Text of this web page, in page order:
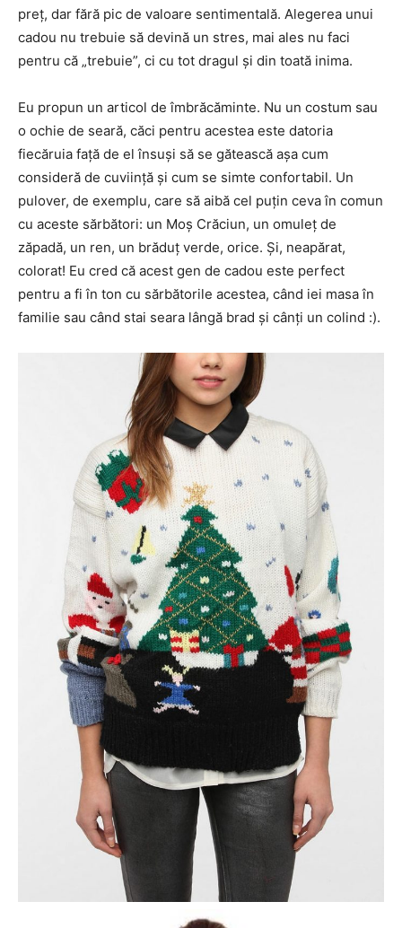
preţ, dar fără pic de valoare sentimentală. Alegerea unui
cadou nu trebuie să devină un stres, mai ales nu faci
pentru că „trebuie”, ci cu tot dragul şi din toată inima.
Eu propun un articol de îmbrăcăminte. Nu un costum sau
o ochie de seară, căci pentru acestea este datoria
fiecăruia faţă de el însuşi să se gătească aşa cum
consideră de cuviinţă şi cum se simte confortabil. Un
pulover, de exemplu, care să aibă cel puţin ceva în comun
cu aceste sărbători: un Moş Crăciun, un omuleţ de
zăpadă, un ren, un brăduţ verde, orice. Şi, neapărat,
colorat! Eu cred că acest gen de cadou este perfect
pentru a fi în ton cu sărbătorile acestea, când iei masa în
familie sau când stai seara lângă brad şi cânţi un colind :).